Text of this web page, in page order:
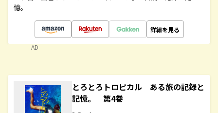
憶。
詳細を見る
AD
とろとろトロピカル ある旅の記録と
記憶。 第4巻